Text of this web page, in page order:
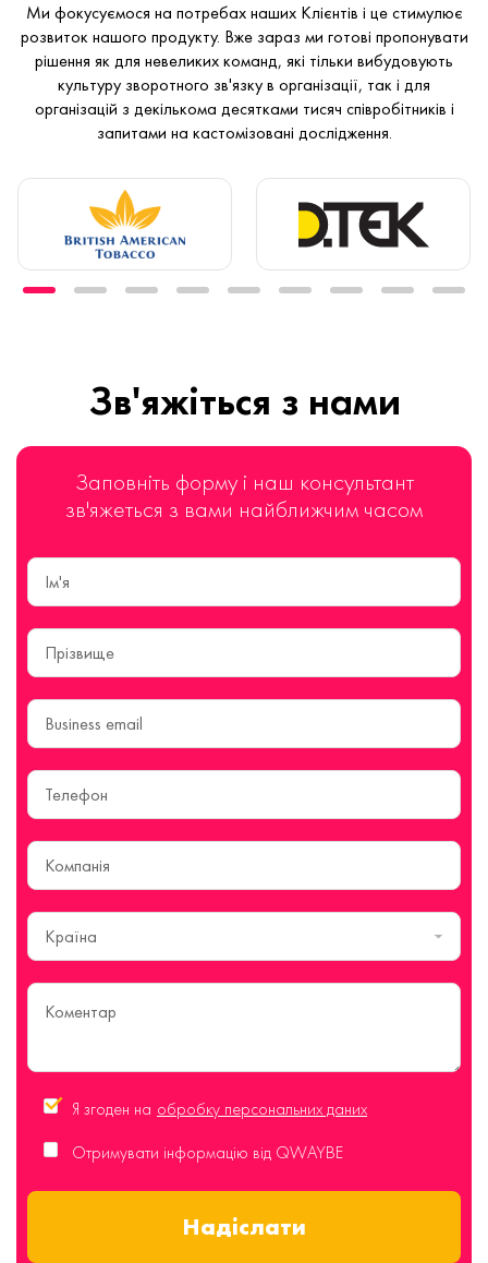
Ми фокусуємося на потребах наших Клієнтів і це стимулює
розвиток нашого продукту. Вже зараз ми готові пропонувати
рішення як для невеликих команд, які тільки вибудовують
культуру зворотного зв'язку в організації, так і для
організацій з декількома десятками тисяч співробітників і
запитами на кастомізовані дослідження.
Зв'яжіться з нами
Заповніть форму і наш консультант
зв'яжеться з вами найближчим часом
Країна
Я згоден на обробку персональних даних
Отримувати інформацію від QWAYBE
Надіслати